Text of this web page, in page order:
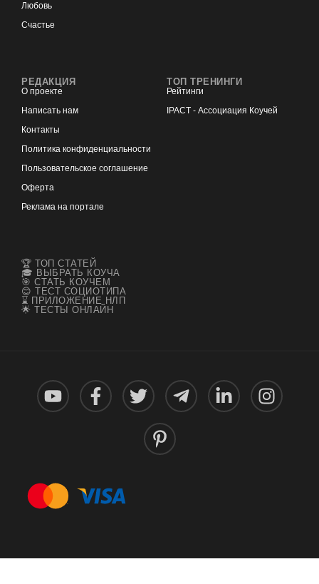
Любовь
Счастье
РЕДАКЦИЯ
О проекте
Написать нам
Контакты
Политика конфиденциальности
Пользовательское соглашение
Оферта
Реклама на портале
ТОП ТРЕНИНГИ
Рейтинги
IPACT - Ассоциация Коучей
🏆 ТОП СТАТЕЙ
🎓 ВЫБРАТЬ КОУЧА
🎯 СТАТЬ КОУЧЕМ
😊 ТЕСТ СОЦИОТИПА
⌛ ПРИЛОЖЕНИЕ НЛП
🌟 ТЕСТЫ ОНЛАЙН